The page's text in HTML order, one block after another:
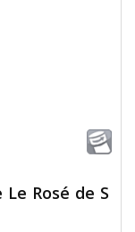
Rosé de S